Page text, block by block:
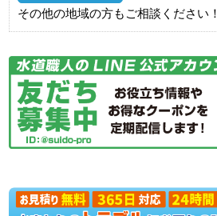
その他の地域の方もご相談ください！